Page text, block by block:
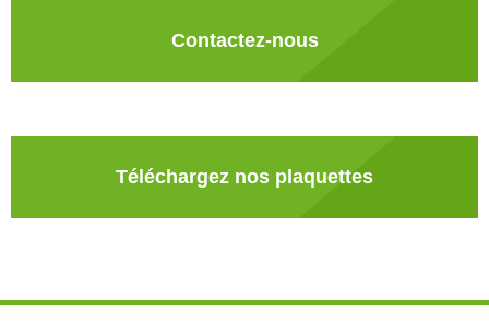
Contactez-nous
Téléchargez nos plaquettes